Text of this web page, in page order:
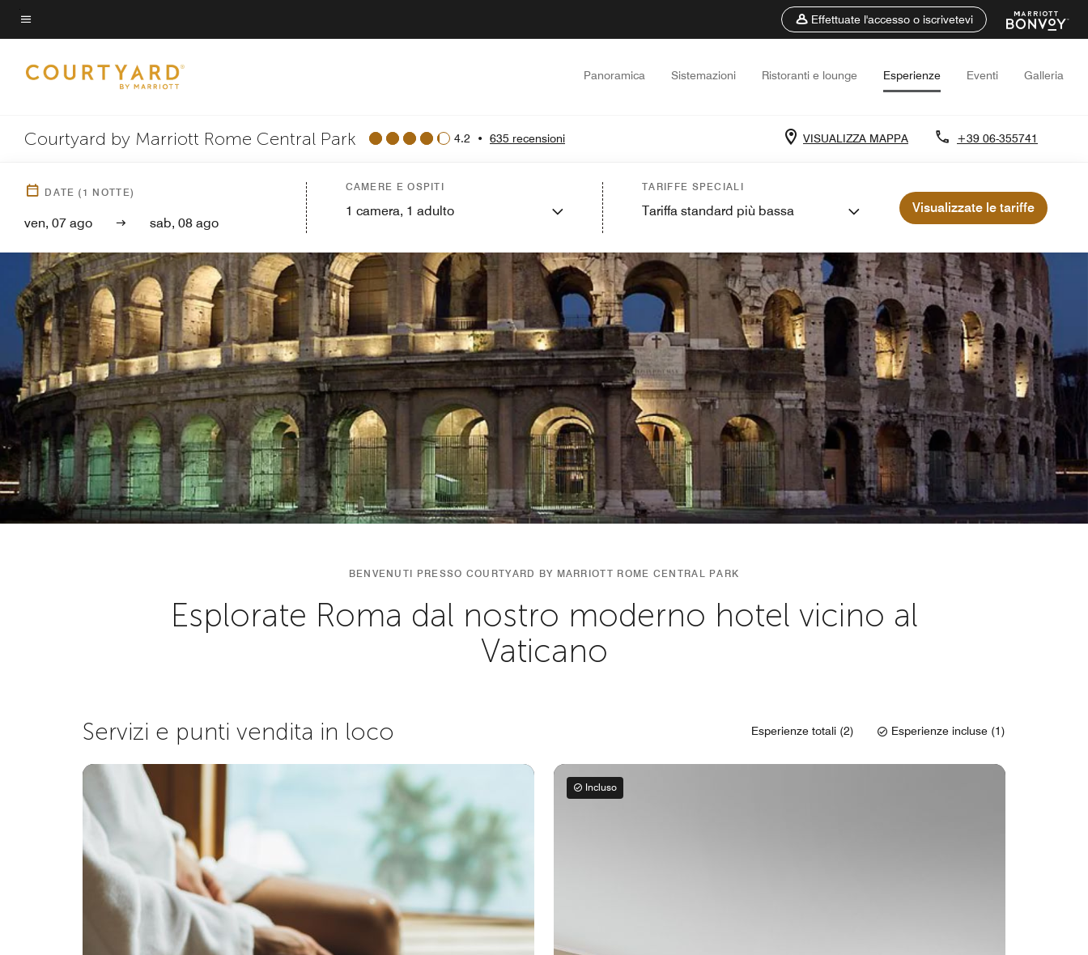
Skip
to
content
Testo del menu
Effettuate l'accesso o iscrivetevi
Panoramica Sistemazioni Ristoranti e lounge Esperienze Eventi Galleria
Courtyard by Marriott Rome Central Park 4.2 • 635 recensioni VISUALIZZA MAPPA +39 06-355741
DATE ( 1 NOTTE)
ven, 07 ago sab, 08 ago
CAMERE E OSPITI
1 camera, 1 adulto
TARIFFE SPECIALI
Tariffa standard più bassa Visualizzate le tariffe
BENVENUTI PRESSO COURTYARD BY MARRIOTT ROME CENTRAL PARK
Esplorate Roma dal nostro moderno hotel vicino al
Vaticano
Servizi e punti vendita in loco Esperienze totali (2) Esperienze incluse (1)
Incluso